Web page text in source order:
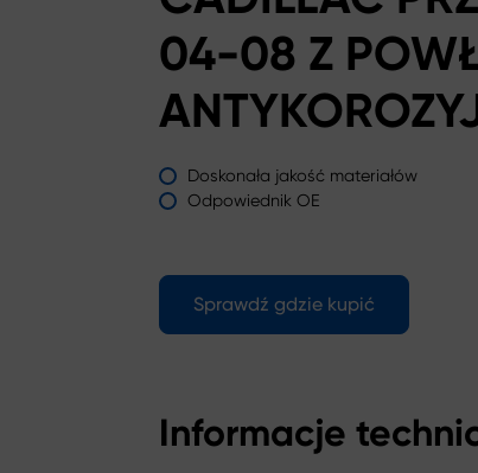
04-08 Z
Doskonała jakość materiałów
Odpowiednik OE
Sprawdź gdzie kupić
Informacje